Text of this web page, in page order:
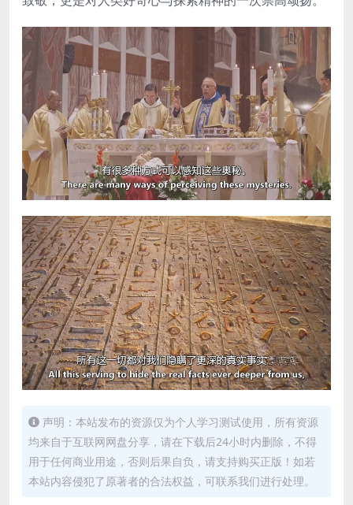
声明：本站发布的资源仅为个人学习测试使用，所有资源
均来自于互联网网盘分享，请在下载后24小时内删除，不得
用于任何商业用途，否则后果自负，请支持购买正版！如若
本站内容侵犯了原著者的合法权益，可联系我们进行处理。